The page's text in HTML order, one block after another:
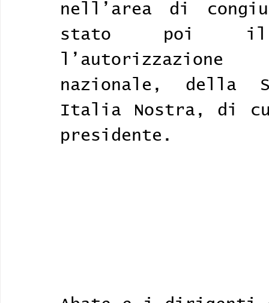
nell’area di
stato poi il
nazionale, della
Italia Nostra, di
presidente.